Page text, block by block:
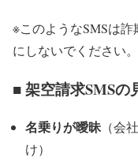
※このようなSMSは
にしないでください。
■ 架空請求SMSの
名乗りが曖昧 （会
け）